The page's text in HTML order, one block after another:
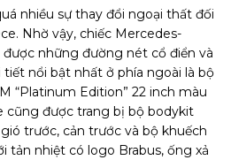
nhiều sự thay đổi ngoại thất đối
Nhờ vậy, chiếc Mercedes-
được những đường nét cổ điển và
nổi bật nhất ở phía ngoài là bộ
“Platinum Edition” 22 inch màu
cũng được trang bị bộ bodykit
trước, cản trước và bộ khuếch
tản nhiệt có logo Brabus, ống xả